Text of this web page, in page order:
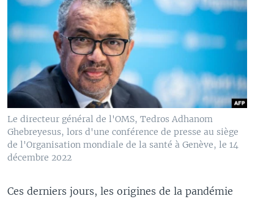
Le directeur général de l'OMS, Tedros Adhanom
Ghebreyesus, lors d'une conférence de presse au siège
de l'Organisation mondiale de la santé à Genève, le 14
décembre 2022
Ces derniers jours, les origines de la pandémie